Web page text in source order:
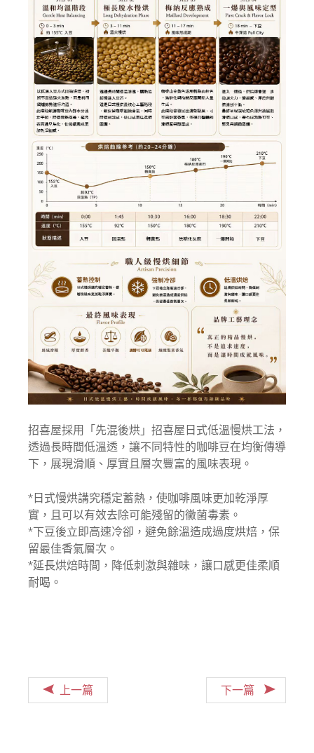
招喜屋採用「先混後烘」招喜屋日式低溫慢烘工法，
透過長時間低溫透，讓不同特性的咖啡豆在均衡傳導
下，展現滑順、厚實且層次豐富的風味表現。
*日式慢烘講究穩定蓄熱，使咖啡風味更加乾淨厚
實，且可以有效去除可能殘留的黴菌毒素。
*下豆後立即高速冷卻，避免餘溫造成過度烘焙，保
留最佳香氣層次。
*延長烘焙時間，降低刺激與雜味，讓口感更佳柔順
耐喝。
上一篇 下一篇